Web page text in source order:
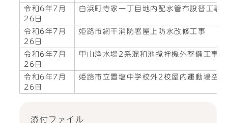
令和6年7月
26日
白浜町寺家一丁目地内配水管布設替工事
令和6年7月
26日
姫路市網干消防署屋上防水改修工事
令和6年7月
26日
甲山浄水場2系混和池撹拌機外整備工事
令和6年7月
26日
姫路市立置塩中学校外2校屋内運動場空
添付ファイル